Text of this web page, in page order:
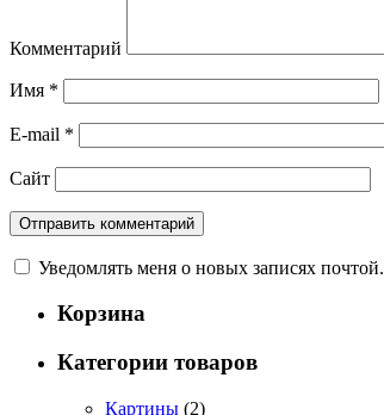
Комментарий
Имя *
E-mail *
Сайт
Уведомлять меня о новых записях почтой.
Корзина
Категории товаров
Картины (2)